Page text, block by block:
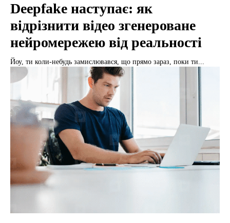
Deepfake наступає: як
відрізнити відео згенероване
нейромережею від реальності
Йоу, ти коли-небудь замислювався, що прямо зараз, поки ти...